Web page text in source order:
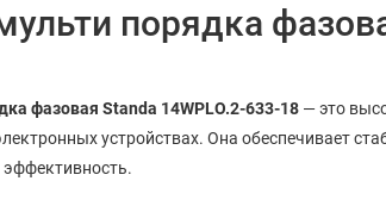
порядка
фазовая Standa 14WPLO.2-633-18 — это
устройствах. Она обеспечивает
эффективность.